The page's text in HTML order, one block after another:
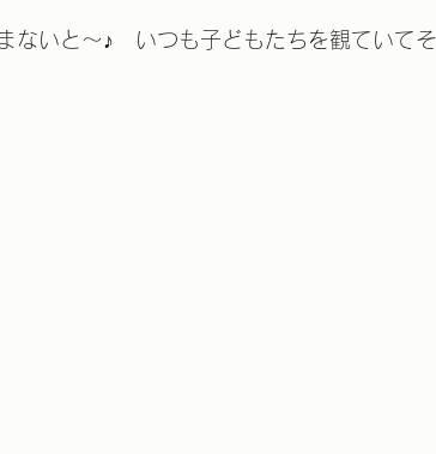
ないと～♪　いつも子どもたちを観ていて